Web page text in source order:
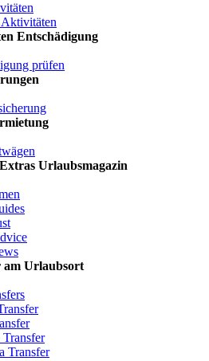
Entschädigung
prüfen
Urlaubsmagazin
am Urlaubsort
Transfer